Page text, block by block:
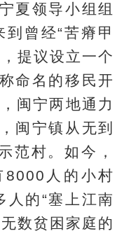
夏领导小组组
曾经“苦瘠甲
提议设立一个
命名的移民开
闽宁两地通力
闽宁镇从无到
范村。如今，
8000人的小村
人的“塞上江南
数贫困家庭的